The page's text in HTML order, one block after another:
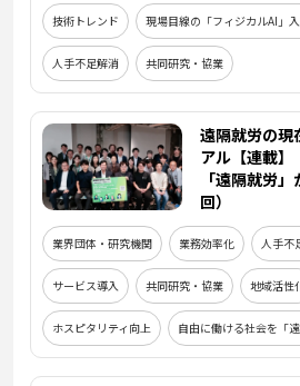
技術トレンド 現場目線の「フィジカルAI」
人手不足解消 共同研究・協業
遠隔就労の現
アル【連載】
「遠隔就労
回）
業界団体・研究機関 業務効率化 人手不
サービス導入 共同研究・協業 地域活性
ホスピタリティ向上 自由に働ける社会を「